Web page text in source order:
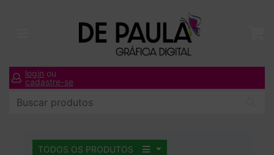
login ou
cadastre-se
TODOS OS PRODUTOS